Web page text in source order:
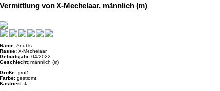
Vermittlung von X-Mechelaar, männlich (m)
Name:Anubis
Rasse: X-Mechelaar
Geburtsjahr: 04/2022
Geschlecht: männlich (m)
Größe: groß
Farbe: gestromt
Kastriert: Ja